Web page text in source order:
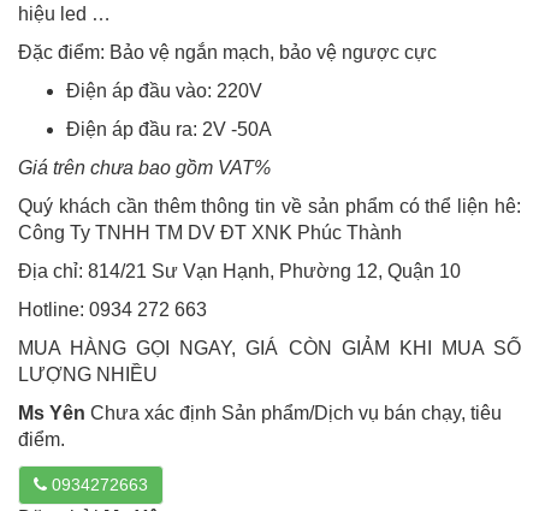
hiệu led …
Đặc điểm: Bảo vệ ngắn mạch, bảo vệ ngược cực
Điện áp đầu vào: 220V
Điện áp đầu ra: 2V -50A
Giá trên chưa bao gồm VAT%
Quý khách cần thêm thông tin về sản phẩm có thể liện hê:
Công Ty TNHH TM DV ĐT XNK Phúc Thành
Địa chỉ: 814/21 Sư Vạn Hạnh, Phường 12, Quận 10
Hotline: 0934 272 663
MUA HÀNG GỌI NGAY, GIÁ CÒN GIẢM KHI MUA SỐ
LƯỢNG NHIỀU
Ms Yên Chưa xác định Sản phẩm/Dịch vụ bán chạy, tiêu
điểm.
0934272663